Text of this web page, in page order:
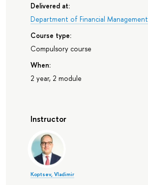
Delivered at:
Department of Financial Management
Course type:
Compulsory course
When:
2 year, 2 module
Instructor
Koptsev, Vladimir